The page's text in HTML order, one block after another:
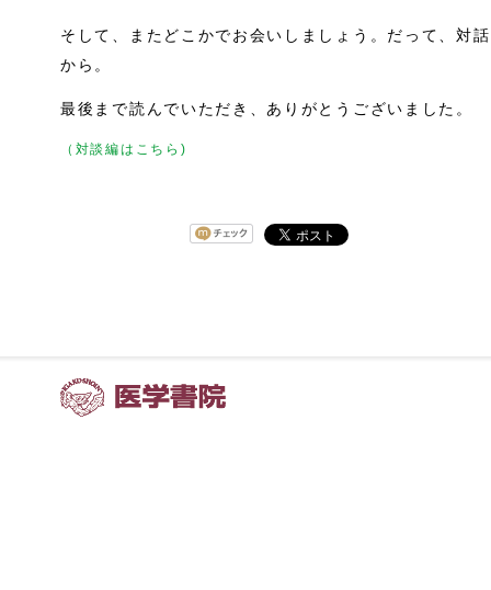
そして、またどこかでお会いしましょう。だって、対
から。
最後まで読んでいただき、ありがとうございました。
（対談編はこちら)